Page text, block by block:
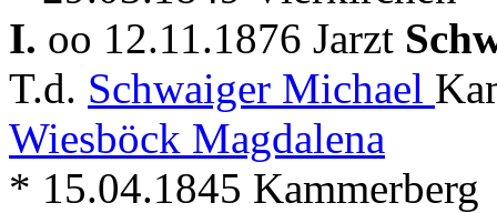
I. oo 12.11.1876 Jarzt
T.d. Schwaiger Michael
Wiesböck Magdalena
* 15.04.1845 Kammerberg